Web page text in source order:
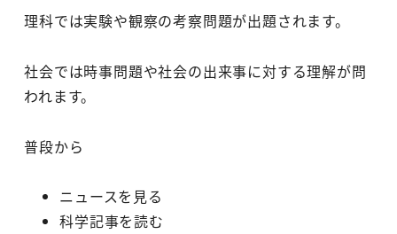
理科では実験や観察の考察問題が出題されます。
社会では時事問題や社会の出来事に対する理解が問
われます。
普段から
ニュースを見る
科学記事を読む